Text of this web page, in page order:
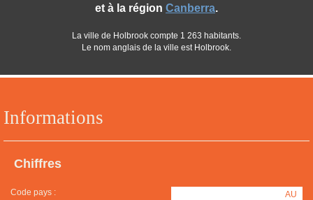
Informations
Chiffres
Code pays : AU
et à la région Canberra.
La ville de Holbrook compte 1 263 habitants.
Le nom anglais de la ville est Holbrook.